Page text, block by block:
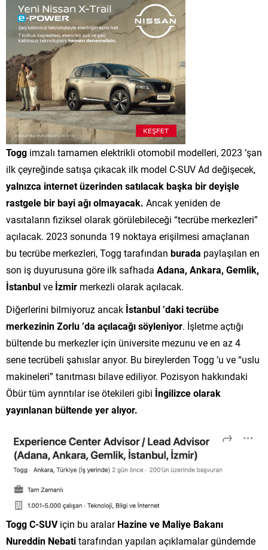
Togg imzalı tamamen elektrikli otomobil modelleri, 2023 ’şan
ilk çeyreğinde satışa çıkacak ilk model C-SUV Ad değişecek,
yalnızca internet üzerinden satılacak başka bir deyişle
rastgele bir bayi ağı olmayacak. Ancak yeniden de
vasıtaların fiziksel olarak görülebileceği “tecrübe merkezleri”
açılacak. 2023 sonunda 19 noktaya erişilmesi amaçlanan
bu tecrübe merkezleri, Togg tarafından burada paylaşılan en
son iş duyurusuna göre ilk safhada Adana, Ankara, Gemlik,
İstanbulve İzmir merkezli olarak açılacak.
Diğerlerini bilmiyoruz ancak İstanbul ’daki tecrübe
merkezinin Zorlu ’da açılacağı söyleniyor. İşletme açtığı
bültende bu merkezler için üniversite mezunu ve en az 4
sene tecrübeli şahıslar arıyor. Bu bireylerden Togg ’u ve “uslu
makineleri” tanıtması bilave ediliyor. Pozisyon hakkındaki
Öbür tüm ayrıntılar ise ötekileri gibi İngilizce olarak
yayınlanan bültende yer alıyor.
Togg C-SUViçin bu aralarHazine ve Maliye Bakanı
Nureddin Nebatitarafından yapılan açıklamalar gündemde